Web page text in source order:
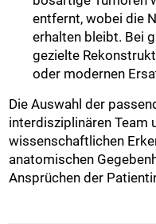
entfernt, wobei die
erhalten bleibt. Bei
gezielte
oder modernen
Die Auswahl der
interdisziplinären Team
wissenschaftlichen
anatomischen
Ansprüchen der